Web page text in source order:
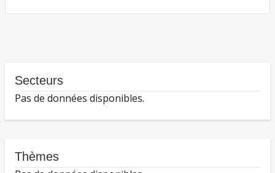
Secteurs
Pas de données disponibles.
Thèmes